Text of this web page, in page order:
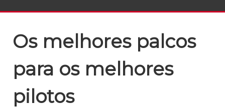
Os melhores palcos
para os melhores
pilotos